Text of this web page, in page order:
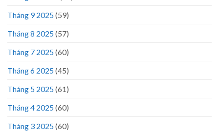
Tháng 9 2025(59)
Tháng 8 2025(57)
Tháng 7 2025(60)
Tháng 6 2025(45)
Tháng 5 2025(61)
Tháng 4 2025(60)
Tháng 3 2025(60)